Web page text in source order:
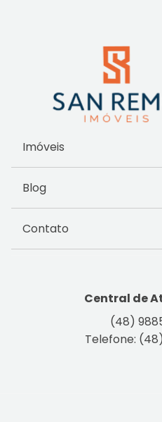
Imóveis
Blog
Contato
Central de
(48)
Telefone: